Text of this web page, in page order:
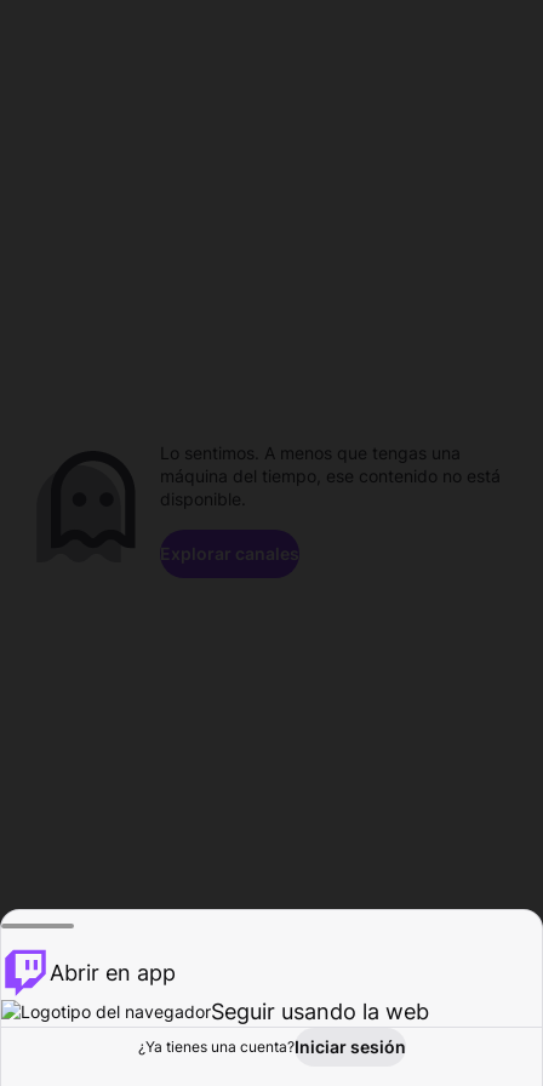
Explorar Actividad
Lo sentimos. A menos que tengas una
máquina del tiempo, ese contenido no está
disponible.
Explorar canales
Abrir en app
Seguir usando la web
¿Ya tienes una cuenta?Iniciar sesión